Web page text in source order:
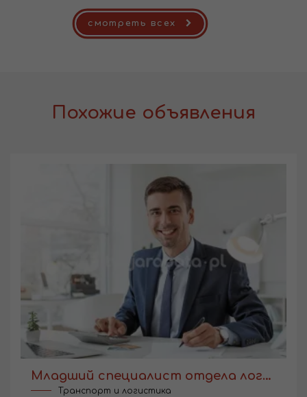
смотреть всех
Похожие объявления
Младший специалист отдела логистики
Транспорт и логистика